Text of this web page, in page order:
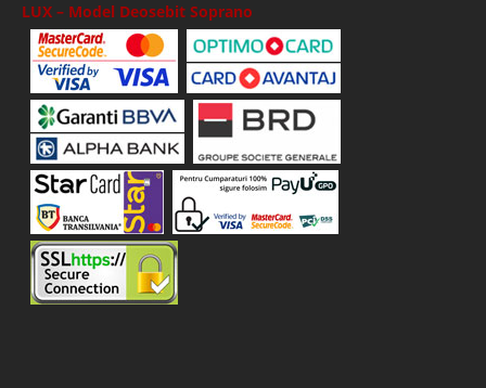
LUX – Model Deosebit Soprano